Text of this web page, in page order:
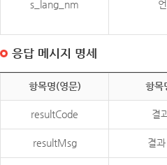
s_lang_nm
응답 메시지 명세
항목명(영문) 항목
resultCode 결
resultMsg 결